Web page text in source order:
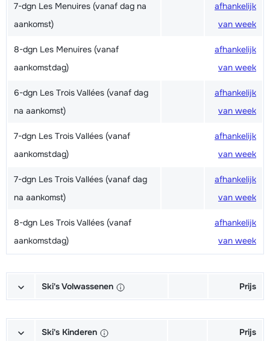
7-dgn Les Menuires (vanaf dag na
aankomst)
afhankelijk
van week
8-dgn Les Menuires (vanaf
aankomstdag)
afhankelijk
van week
6-dgn Les Trois Vallées (vanaf dag
na aankomst)
afhankelijk
van week
7-dgn Les Trois Vallées (vanaf
aankomstdag)
afhankelijk
van week
7-dgn Les Trois Vallées (vanaf dag
na aankomst)
afhankelijk
van week
8-dgn Les Trois Vallées (vanaf
aankomstdag)
afhankelijk
van week
Ski's Volwassenen Prijs
Schoenen + Stokken (6/7 dagen)
van week
Ski's Kinderen Prijs